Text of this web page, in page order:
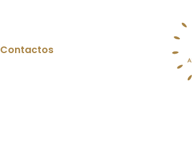
Contactos